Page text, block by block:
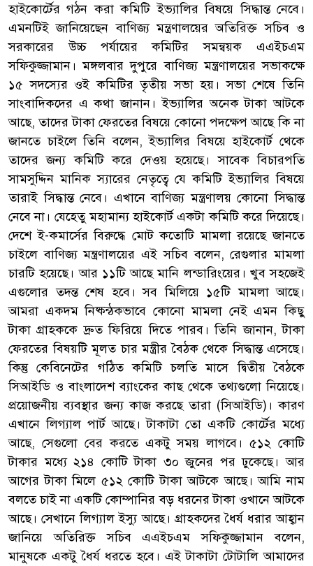
হাইকোর্টের গঠন করা কমিটি ইভ্যালির বিষয়ে সিদ্ধান্ত নেবে।
এমনটিই জানিয়েছেন বাণিজ্য মন্ত্রণালয়ের অতিরিক্ত সচিব ও
সরকারের উচ্চ পর্যায়ের কমিটির সমন্বয়ক এএইচএম
সফিকুজ্জামান। মঙ্গলবার দুপুরে বাণিজ্য মন্ত্রণালয়ের সভাকক্ষে
১৫ সদস্যের ওই কমিটির তৃতীয় সভা হয়। সভা শেষে তিনি
সাংবাদিকদের এ কথা জানান। ইভ্যালির অনেক টাকা আটকে
আছে, তাদের টাকা ফেরতের বিষয়ে কোনো পদক্ষেপ আছে কি না
জানতে চাইলে তিনি বলেন, ইভ্যালির বিষয়ে হাইকোর্ট থেকে
তাদের জন্য কমিটি করে দেওয় হয়েছে। সাবেক বিচারপতি
সামসুদ্দিন মানিক স্যারের নেতৃত্বে যে কমিটি ইভ্যালির বিষয়ে
তারাই সিদ্ধান্ত নেবে। এখানে বাণিজ্য মন্ত্রণালয় কোনো সিদ্ধান্ত
নেবে না। যেহেতু মহামান্য হাইকোর্ট একটা কমিটি করে দিয়েছে।
দেশে ই-কমার্সের বিরুদ্ধে মোট কতোটি মামলা রয়েছে জানতে
চাইলে বাণিজ্য মন্ত্রণালয়ের এই সচিব বলেন, রেগুলার মামলা
চারটি হয়েছে। আর ১১টি আছে মানি লন্ডারিংয়ের। খুব সহজেই
এগুলোর তদন্ত শেষ হবে। সব মিলিয়ে ১৫টি মামলা আছে।
আমরা একদম নিষ্কন্ঠকভাবে কোনো মামলা নেই এমন কিছু
টাকা গ্রাহককে দ্রুত ফিরিয়ে দিতে পারব। তিনি জানান, টাকা
ফেরতের বিষয়টি মূলত চার মন্ত্রীর বৈঠক থেকে সিদ্ধান্ত এসেছে।
কিন্তু কেবিনেটের গঠিত কমিটি চলতি মাসে দ্বিতীয় বৈঠকে
সিআইডি ও বাংলাদেশ ব্যাংকের কাছ থেকে তথ্যগুলো নিয়েছে।
প্রয়োজনীয় ব্যবস্থার জন্য কাজ করছে তারা (সিআইডি)। কারণ
এখানে লিগ্যাল পার্ট আছে। টাকাটা তো একটি কোর্টের মধ্যে
আছে, সেগুলো বের করতে একটু সময় লাগবে। ৫১২ কোটি
টাকার মধ্যে ২১৪ কোটি টাকা ৩০ জুনের পর ঢুকেছে। আর
আগের টাকা মিলে ৫১২ কোটি টাকা আটকে আছে। আমি নাম
বলতে চাই না একটি কোম্পানির বড় ধরনের টাকা ওখানে আটকে
আছে। সেখানে লিগ্যাল ইস্যু আছে। গ্রাহকদের ধৈর্য ধরার আহ্বান
জানিয়ে অতিরিক্ত সচিব এএইচএম সফিকুজ্জামান বলেন,
মানুষকে একটু ধৈর্য ধরতে হবে। এই টাকাটা টোটালি আমাদের